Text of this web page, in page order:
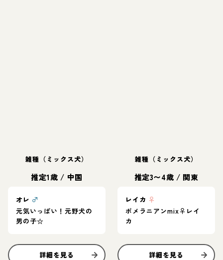
雑種（ミックス犬）
推定1歳 / 中国
オレ ♂
元気いっぱい！元野犬の
男の子☆
詳細を見る
雑種（ミックス犬）
推定3〜4歳 / 関東
レイカ ♀
ポメラニアンmix♀レイ
カ
詳細を見る